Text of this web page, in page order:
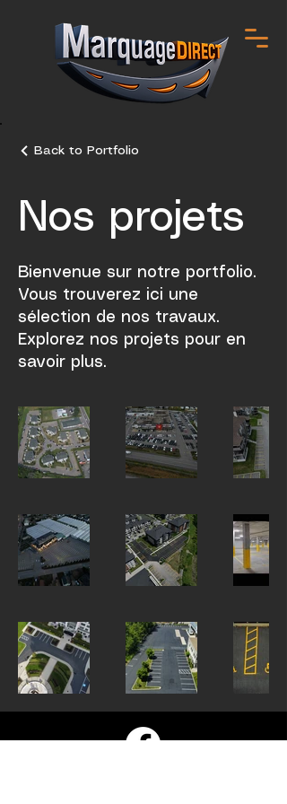
Back to Portfolio
Nos projets
Bienvenue sur notre portfolio.
Vous trouverez ici une
sélection de nos travaux.
Explorez nos projets pour en
savoir plus.